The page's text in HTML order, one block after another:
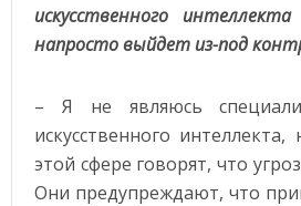
искусственного
напросто выйдет из-под
– Я не являюсь
искусственного
этой сфере говорят, что
Они предупреждают, что